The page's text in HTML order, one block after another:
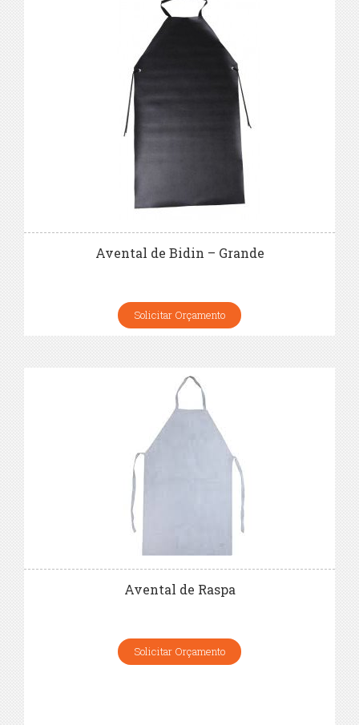
Avental de Bidin – Grande
Solicitar Orçamento
Avental de Raspa
Solicitar Orçamento